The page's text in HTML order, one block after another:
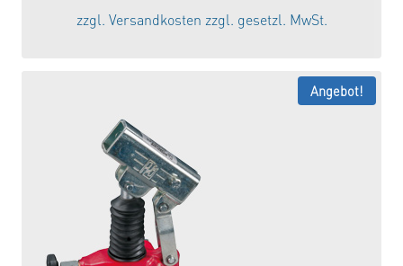
war:
15,93 €
zzgl. Versandkosten zzgl. gesetzl. MwSt.
Angebot!